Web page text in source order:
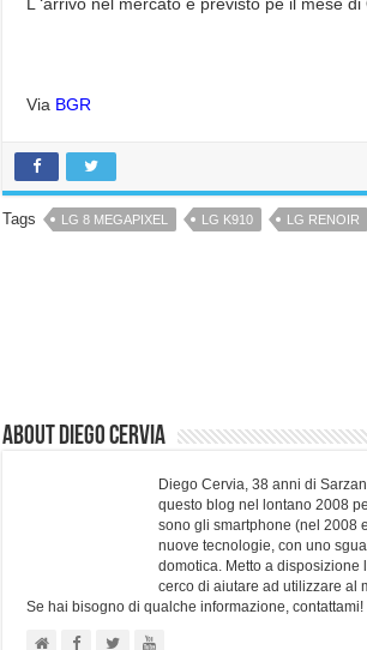
Via BGR
Tags LG 8 MEGAPIXEL LG K910 LG RENOIR
About Diego Cervia
Diego Cervia, 38 anni di
questo blog nel lontano 2008
sono gli smartphone (nel 2008
nuove tecnologie, con uno
domotica. Metto a disposizione
cerco di aiutare ad utilizzare al
Se hai bisogno di qualche informazione, contattami!